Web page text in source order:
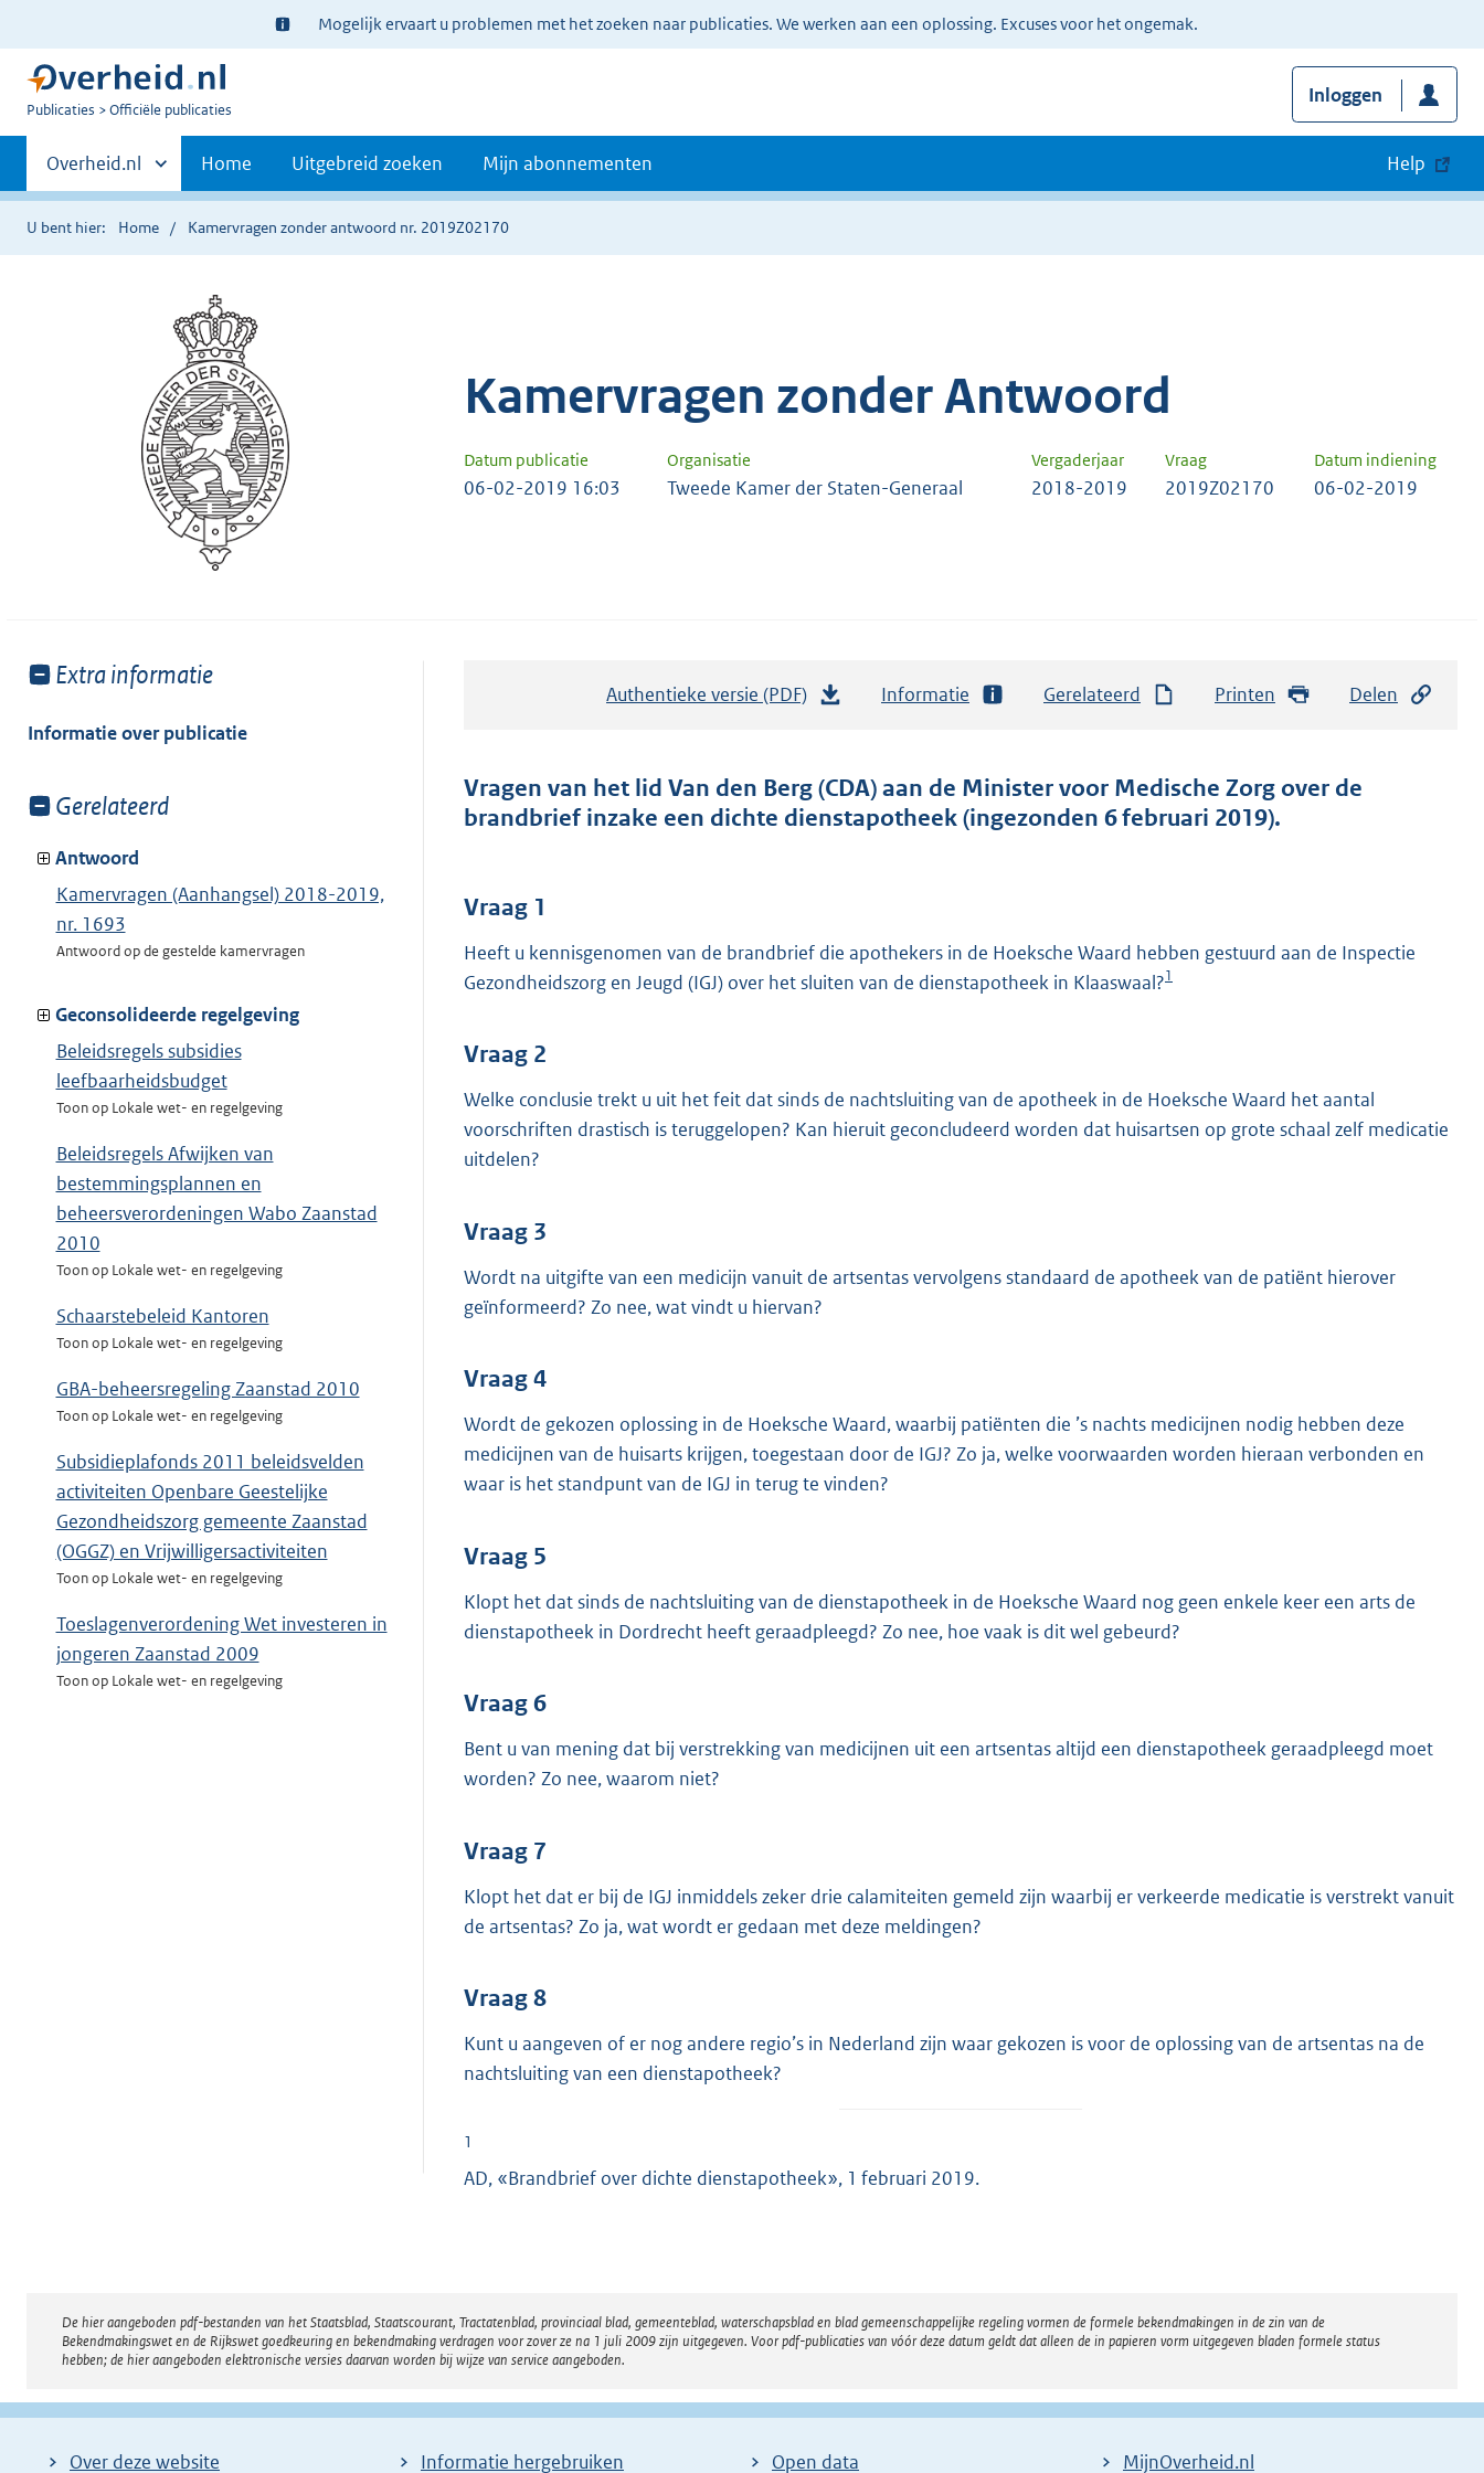
Ter
informatie:
Mogelijk ervaart u problemen met het zoeken naar publicaties. We werken aan een oplossing. Excuses voor het ongemak.
U
Publicaties Officiële publicaties
Inloggen
Primaire
navigatie
Andere
sites
binnen
Overheid.nl Home Uitgebreid zoeken Mijn abonnementen Help
U bent hier: Home Kamervragen zonder antwoord nr. 2019Z02170
Kamervragen zonder Antwoord
Datum publicatie Organisatie Vergaderjaar Vraag Datum indiening
06-02-2019 16:03 Tweede Kamer der Staten-Generaal 2018-2019 2019Z02170 06-02-2019
Toon
van:
Extra informatie
Informatie over publicatie
Toon
van:
Gerelateerd
Antwoord
Kamervragen (Aanhangsel) 2018-2019,
nr. 1693
Antwoord op de gestelde kamervragen
Geconsolideerde regelgeving
Beleidsregels subsidies
leefbaarheidsbudget
Toon op Lokale wet- en regelgeving
Beleidsregels Afwijken van
bestemmingsplannen en
beheersverordeningen Wabo Zaanstad
2010
Toon op Lokale wet- en regelgeving
Schaarstebeleid Kantoren
Toon op Lokale wet- en regelgeving
GBA-beheersregeling Zaanstad 2010
Toon op Lokale wet- en regelgeving
Subsidieplafonds 2011 beleidsvelden
activiteiten Openbare Geestelijke
Gezondheidszorg gemeente Zaanstad
(OGGZ) en Vrijwilligersactiviteiten
Toon op Lokale wet- en regelgeving
Toeslagenverordening Wet investeren in
jongeren Zaanstad 2009
Toon op Lokale wet- en regelgeving
Authentieke versie (PDF)
t
a
r
o
e
:
Informatie Gerelateerd Printen Delen
Vragen van het lid Van den Berg (CDA) aan de Minister voor Medische Zorg over de
brandbrief inzake een dichte dienstapotheek (ingezonden 6 februari 2019).
Vraag 1
Heeft u kennisgenomen van de brandbrief die apothekers in de Hoeksche Waard hebben gestuurd aan de Inspectie
Gezondheidszorg en Jeugd (IGJ) over het sluiten van de dienstapotheek in Klaaswaal?1
Vraag 2
Welke conclusie trekt u uit het feit dat sinds de nachtsluiting van de apotheek in de Hoeksche Waard het aantal
voorschriften drastisch is teruggelopen? Kan hieruit geconcludeerd worden dat huisartsen op grote schaal zelf medicatie
uitdelen?
Vraag 3
Wordt na uitgifte van een medicijn vanuit de artsentas vervolgens standaard de apotheek van de patiënt hierover
geïnformeerd? Zo nee, wat vindt u hiervan?
Vraag 4
Wordt de gekozen oplossing in de Hoeksche Waard, waarbij patiënten die ’s nachts medicijnen nodig hebben deze
medicijnen van de huisarts krijgen, toegestaan door de IGJ? Zo ja, welke voorwaarden worden hieraan verbonden en
waar is het standpunt van de IGJ in terug te vinden?
Vraag 5
Klopt het dat sinds de nachtsluiting van de dienstapotheek in de Hoeksche Waard nog geen enkele keer een arts de
dienstapotheek in Dordrecht heeft geraadpleegd? Zo nee, hoe vaak is dit wel gebeurd?
Vraag 6
Bent u van mening dat bij verstrekking van medicijnen uit een artsentas altijd een dienstapotheek geraadpleegd moet
worden? Zo nee, waarom niet?
Vraag 7
Klopt het dat er bij de IGJ inmiddels zeker drie calamiteiten gemeld zijn waarbij er verkeerde medicatie is verstrekt vanuit
de artsentas? Zo ja, wat wordt er gedaan met deze meldingen?
Vraag 8
Kunt u aangeven of er nog andere regio’s in Nederland zijn waar gekozen is voor de oplossing van de artsentas na de
nachtsluiting van een dienstapotheek?
1
AD, «Brandbrief over dichte dienstapotheek», 1 februari 2019.
Disclaimer
De hier aangeboden pdf-bestanden van het Staatsblad, Staatscourant, Tractatenblad, provinciaal blad, gemeenteblad, waterschapsblad en blad gemeenschappelijke regeling vormen de formele bekendmakingen in de zin van de
Bekendmakingswet en de Rijkswet goedkeuring en bekendmaking verdragen voor zover ze na 1 juli 2009 zijn uitgegeven. Voor pdf-publicaties van vóór deze datum geldt dat alleen de in papieren vorm uitgegeven bladen formele status
hebben; de hier aangeboden elektronische versies daarvan worden bij wijze van service aangeboden.
Over deze website Informatie hergebruiken Open data MijnOverheid.nl